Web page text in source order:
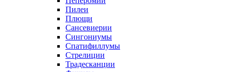
Пилеи
Плющи
Сансевиерии
Сингониумы
Спатифиллумы
Стрелиции
Традесканции